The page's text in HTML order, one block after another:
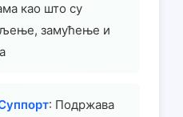
као што су
замућење и
: Подржава